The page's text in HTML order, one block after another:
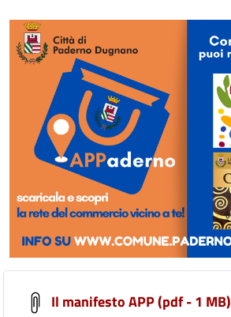
Il manifesto APP (pdf - 1 MB)